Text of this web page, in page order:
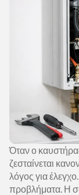
Όταν ο
ζεσταίνεται
λόγος για
προβλήματα. Η